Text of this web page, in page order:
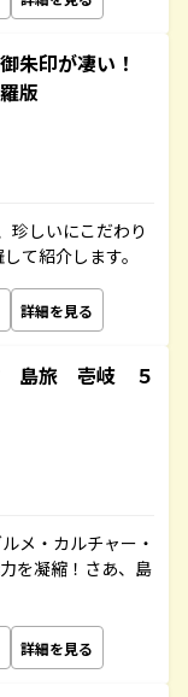
朱印が凄い！
版
珍しいにこだわり
て紹介します。
詳細を見る
島旅 壱岐 ５
メ・カルチャー・
を凝縮！さあ、島
詳細を見る